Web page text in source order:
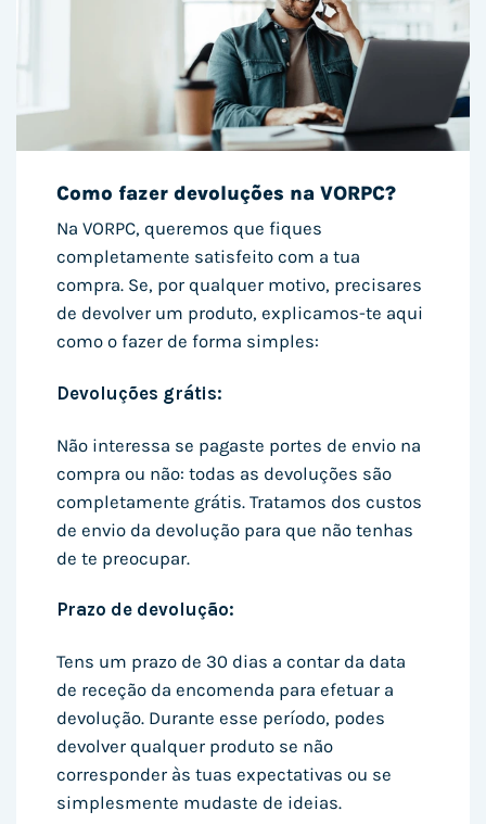
Como fazer devoluções na VORPC?
Na VORPC, queremos que fiques
completamente satisfeito com a tua
compra. Se, por qualquer motivo, precisares
de devolver um produto, explicamos-te aqui
como o fazer de forma simples:
Devoluções grátis:
Não interessa se pagaste portes de envio na
compra ou não: todas as devoluções são
completamente grátis. Tratamos dos custos
de envio da devolução para que não tenhas
de te preocupar.
Prazo de devolução:
Tens um prazo de 30 dias a contar da data
de receção da encomenda para efetuar a
devolução. Durante esse período, podes
devolver qualquer produto se não
corresponder às tuas expectativas ou se
simplesmente mudaste de ideias.